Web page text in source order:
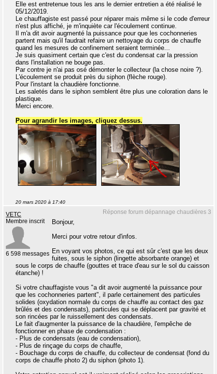
Elle est entretenue tous les ans le dernier entretien a été réalisé le
05/12/2019.
Le chauffagiste est passé pour réparer mais même si le code d'erreur
n'est plus affiché, je m'inquiète car l'écoulement continue.
Il m'a dit avoir augmenté la puissance pour que les cochonneries
partent mais qu'il faudrait refaire un nettoyage du corps de chauffe
quand les mesures de confinement seraient terminée...
Je suis quasiment certain que c'est du condensat car la pression
dans l'installation ne bouge pas.
Par contre je n'ai pas osé démonter le collecteur (la chose noire ?).
L'écoulement se produit près du siphon (flèche rouge).
Pour l'instant la chaudière fonctionne.
Les saletés dans le siphon semblent être plus une coloration dans le
plastique.
Merci encore.
Pour agrandir les images, cliquez dessus.
20 mars 2020 à 17:40
Réponse forum dépannage chaudières 3
VETC
Membre inscrit
6 598 messages
Bonjour,
Merci pour votre retour d'infos.
En voyant vos photos, ce qui est sûr c'est que les deux
fuites, sous le siphon (lingette absorbante orange) et
sous le corps de chauffe (gouttes et trace d'eau sur le sol du caisson
étanche) !
Si votre chauffagiste vous "a dit avoir augmenté la puissance pour
que les cochonneries partent", il parle certainement des particules
solides (oxydation normale du corps de chauffe au contact des gaz
brûlés et des condensats), particules qui se déplacent par gravité et
son rincées par le ruissellement des condensats.
Le fait d'augmenter la puissance de la chaudière, l'empêche de
fonctionner en phase de condensation :
- Plus de condensats (eau de condensation),
- Plus de rinçage du corps de chauffe,
- Bouchage du corps de chauffe, du collecteur de condensat (fond du
corps de chauffe photo 2) du siphon (photo 1).